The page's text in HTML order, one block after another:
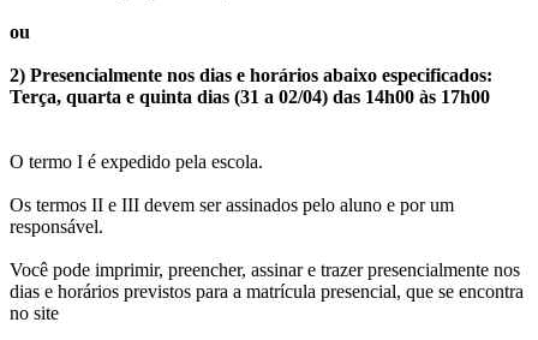
ou
2) Presencialmente nos dias e horários abaixo especificados:
Terça, quarta e quinta dias (31 a 02/04) das 14h00 às 17h00
O termo I é expedido pela escola.
Os termos II e III devem ser assinados pelo aluno e por um
responsável.
Você pode imprimir, preencher, assinar e trazer presencialmente nos
dias e horários previstos para a matrícula presencial, que se encontra
no site